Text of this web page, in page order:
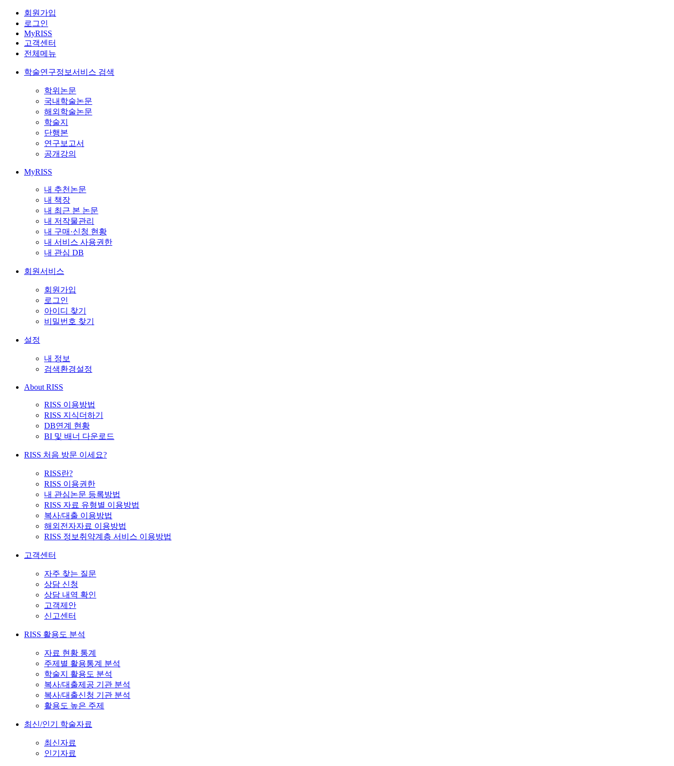
회원가입
로그인
MyRISS
고객센터
전체메뉴
학술연구정보서비스 검색
학위논문
국내학술논문
해외학술논문
학술지
단행본
연구보고서
공개강의
MyRISS
내 추천논문
내 책장
내 최근 본 논문
내 저작물관리
내 구매·신청 현황
내 서비스 사용권한
내 관심 DB
회원서비스
회원가입
로그인
아이디 찾기
비밀번호 찾기
설정
내 정보
검색환경설정
About RISS
RISS 이용방법
RISS 지식더하기
DB연계 현황
BI 및 배너 다운로드
RISS 처음 방문 이세요?
RISS란?
RISS 이용권한
내 관심논문 등록방법
RISS 자료 유형별 이용방법
복사/대출 이용방법
해외전자자료 이용방법
RISS 정보취약계층 서비스 이용방법
고객센터
자주 찾는 질문
상담 신청
상담 내역 확인
고객제안
신고센터
RISS 활용도 분석
자료 현황 통계
주제별 활용통계 분석
학술지 활용도 분석
복사/대출제공 기관 분석
복사/대출신청 기관 분석
활용도 높은 주제
최신/인기 학술자료
최신자료
인기자료